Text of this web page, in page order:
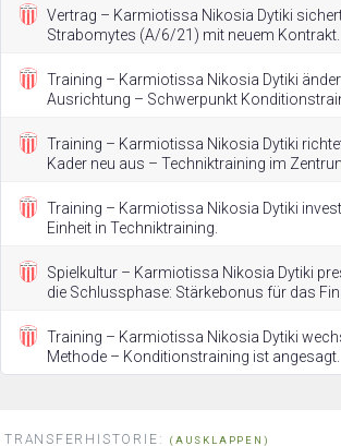
Vertrag – Karmiotissa Nikosia Dytiki
Strabomytes (A/6/21) mit neuem Kontrakt.
Training – Karmiotissa Nikosia Dytiki
Ausrichtung – Schwerpunkt
Training – Karmiotissa Nikosia Dytiki
Kader neu aus – Techniktraining im
Training – Karmiotissa Nikosia Dytiki
Einheit in Techniktraining.
Spielkultur – Karmiotissa Nikosia Dytiki
die Schlussphase: Stärkebonus für das
Training – Karmiotissa Nikosia Dytiki
Methode – Konditionstraining ist angesagt.
TRANSFERHISTORIE: (AUSKLAPPEN)